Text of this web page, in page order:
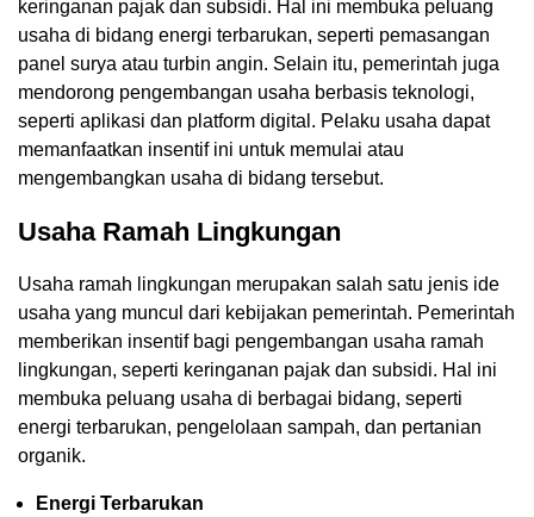
keringanan pajak dan subsidi. Hal ini membuka peluang
usaha di bidang energi terbarukan, seperti pemasangan
panel surya atau turbin angin. Selain itu, pemerintah juga
mendorong pengembangan usaha berbasis teknologi,
seperti aplikasi dan platform digital. Pelaku usaha dapat
memanfaatkan insentif ini untuk memulai atau
mengembangkan usaha di bidang tersebut.
Usaha Ramah Lingkungan
Usaha ramah lingkungan merupakan salah satu jenis ide
usaha yang muncul dari kebijakan pemerintah. Pemerintah
memberikan insentif bagi pengembangan usaha ramah
lingkungan, seperti keringanan pajak dan subsidi. Hal ini
membuka peluang usaha di berbagai bidang, seperti
energi terbarukan, pengelolaan sampah, dan pertanian
organik.
Energi Terbarukan